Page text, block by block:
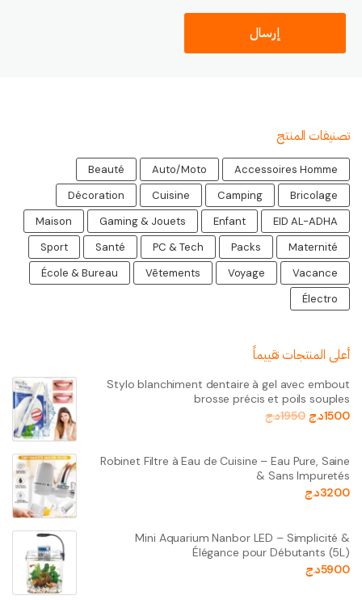
تصنيفات المنتج
Accessoires Homme
Auto/Moto
Beauté
Bricolage
Camping
Cuisine
Décoration
EID AL-ADHA
Enfant
Gaming & Jouets
Maison
Maternité
Packs
PC & Tech
Santé
Sport
Vacance
Voyage
Vêtements
École & Bureau
Électro
أعلى المنتجات تقييماً
Stylo blanchiment dentaire à gel avec embout
brosse précis et poils souples
1500د.ج 1950د.ج
Robinet Filtre à Eau de Cuisine – Eau Pure, Saine
& Sans Impuretés
3200د.ج
Mini Aquarium Nanbor LED – Simplicité &
Élégance pour Débutants (5L)
5900د.ج